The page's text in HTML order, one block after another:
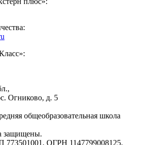
Огниково, д. 5
общеобразовательная школа
защищены.
ОГРН 1147799008125,